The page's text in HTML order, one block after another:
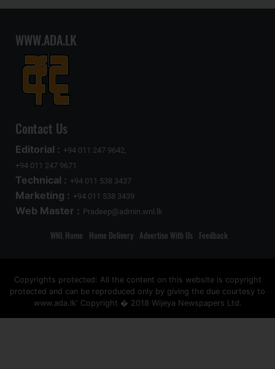
WWW.ADA.LK
Contact Us
Editorial : +94 011 247 9642,
+94 011 247 9671
Technical : +94 011 538 3437
Marketing : +94 011 538 3439
Web Master : Pradeep@admin.wnl.lk
WNL Home Home Delivery Advertise With Us Feedback
Copyrights protected: All the content on this website is copyright
protected and can be reproduced only by giving the due courtesy to
www.ada.lk' Copyright � 2018 Wijeya Newspapers Ltd.